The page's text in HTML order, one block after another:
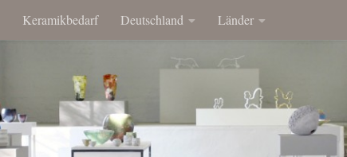
Keramikbedarf Deutschland Länder